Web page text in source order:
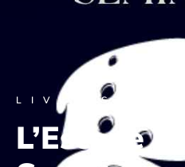
LIVE ESCAPE
L’Escape